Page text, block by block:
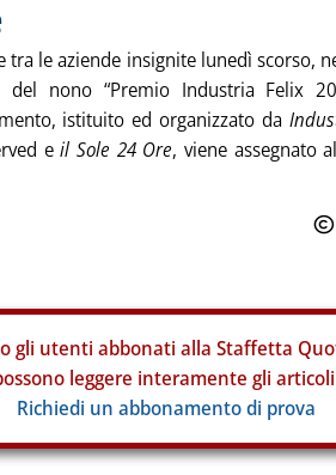
tra le aziende insignite lunedì scorso,
del nono “Premio Industria Felix
istituito ed organizzato da
eil Sole 24 Ore, viene assegnato
gli utenti abbonati alla Staffetta
leggere interamente gli
Richiedi un abbonamento di prova